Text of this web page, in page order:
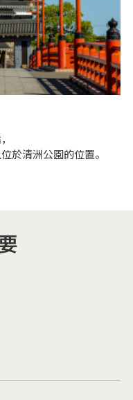
於清洲公園的位置。